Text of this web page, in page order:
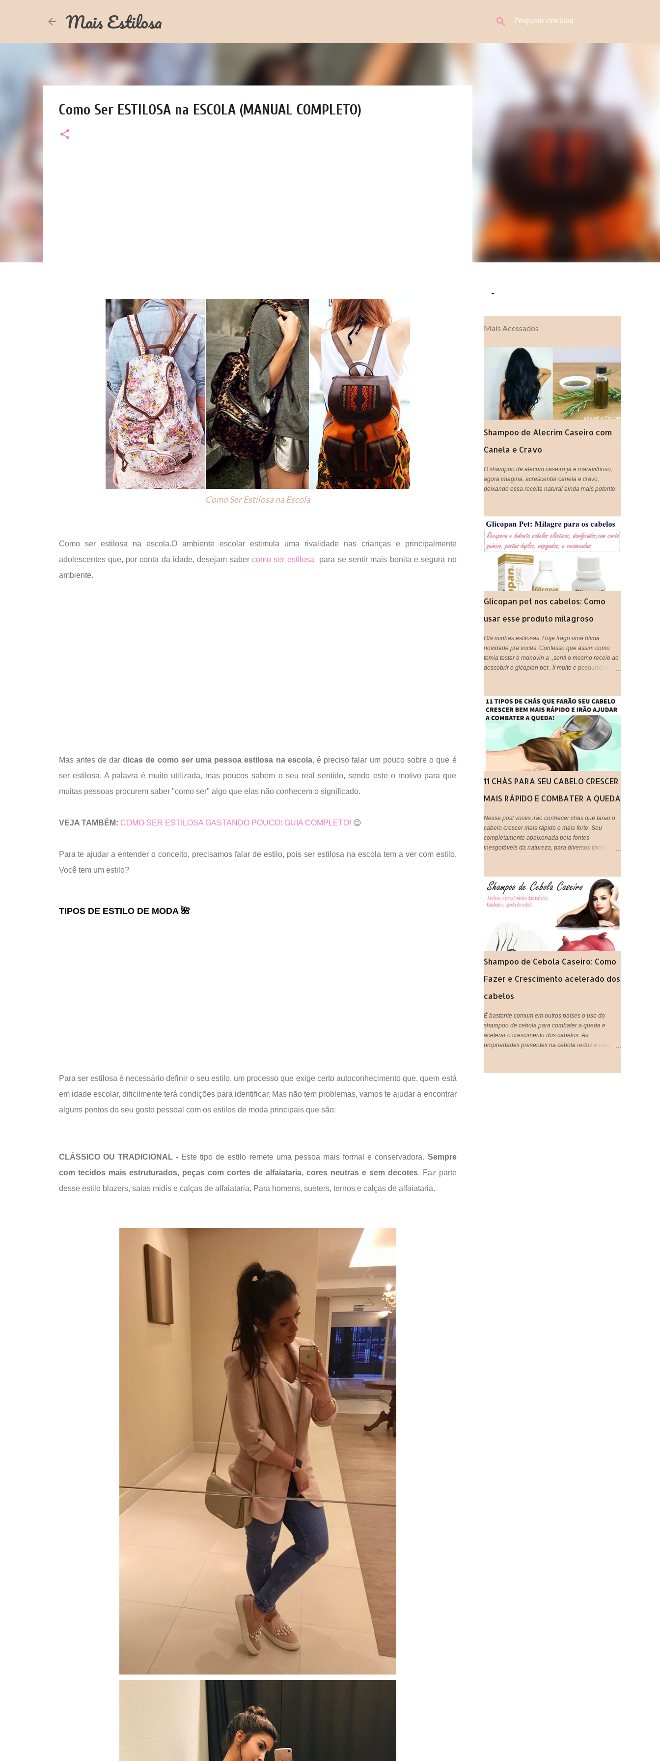
Mais Estilosa
Como Ser ESTILOSA na ESCOLA (MANUAL COMPLETO)
Como Ser Estilosa na Escola
Como ser estilosa na escola.O ambiente escolar estimula uma rivalidade nas crianças e principalmente
adolescentes que, por conta da idade, desejam sabercomo ser estilosa para se sentir mais bonita e segura no
ambiente.
Mas antes de dardicas de como ser uma pessoa estilosa na escola, é preciso falar um pouco sobre o que é
ser estilosa. A palavra é muito utilizada, mas poucos sabem o seu real sentido, sendo este o motivo para que
muitas pessoas procurem saber "como ser" algo que elas não conhecem o significado.
VEJA TAMBÉM: COMO SER ESTILOSA GASTANDO POUCO: GUIA COMPLETO! 😉
Para te ajudar a entender o conceito, precisamos falar de estilo, pois ser estilosa na escola tem a ver com estilo.
Você tem um estilo?
TIPOS DE ESTILO DE MODA 🌺
Para ser estilosa é necessário definir o seu estilo, um processo que exige certo autoconhecimento que, quem está
em idade escolar, dificilmente terá condições para identificar. Mas não tem problemas, vamos te ajudar a encontrar
alguns pontos do seu gosto pessoal com os estilos de moda principais que são:
CLÁSSICO OU TRADICIONAL - Este tipo de estilo remete uma pessoa mais formal e conservadora. Sempre
com tecidos mais estruturados, peças com cortes de alfaiataria, cores neutras e sem decotes. Faz parte
desse estilo blazers, saias midis e calças de alfaiataria. Para homens, sueters, ternos e calças de alfaiataria.
-
Mais Acessados
Shampoo de Alecrim Caseiro com
Canela e Cravo
O shampoo de alecrim caseiro já é maravilhoso,
agora imagina, acrescentar canela e cravo,
deixando essa receita natural ainda mais potente.
Glicopan pet nos cabelos: Como
usar esse produto milagroso
Olá minhas estilosas. Hoje trago uma ótima
novidade pra vocês. Confesso que assim como
temia testar o monovin a ,senti o mesmo receio ao
descobrir o gicoplan pet , li muito e pesquisei muito
que muitos humanos por ai, os cachorros por
exemplo, são doces e amáveis, e principalmente
companheiros. Voltando ao assunto do Glicopan
pet, há alguns blogs que criticam e outros que
recomendam, respeito a opinião de cada um,
porém hoje estarei postando a minha opinião aqui,
que fique claro que este produto não foi criado
originalmente para ser usado em seres humanos e
muito menos em cabelos, portanto fica a critério de
cada um, decidir utilizar ou não!
11 CHÁS PARA SEU CABELO CRESCER
MAIS RÁPIDO E COMBATER A QUEDA
Nesse post vocês irão conhecer chás que farão o
cabelo crescer mais rápido e mais forte. Sou
completamente apaixonada pela fontes
inesgotáveis da natureza, para diversos tipos de
natural e eficaz de tratar os fios em casa e
gastando super pouco. Tão prático que vocês
podem tanto beber, quanto aplicar nos cabelos,
unir o útil ao agradável né? IMPORTANTE:
Lembrando que pode ser usado tanto aqueles
saches industrializados ou você mesma pode
preparar o seu chá de forma natural,que é ainda
mais eficiente.
Shampoo de Cebola Caseiro: Como
Fazer e Crescimento acelerado dos
cabelos
É bastante comum em outros países o uso do
shampoo de cebola para combater a queda e
acelerar o crescimento dos cabelos. As
propriedades presentes na cebola reduz a caspa,
rápido, proporciona sensação de limpeza e